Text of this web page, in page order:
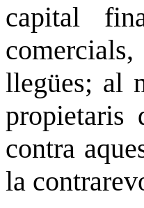
capital
llegües; al
propietaris
contra
la